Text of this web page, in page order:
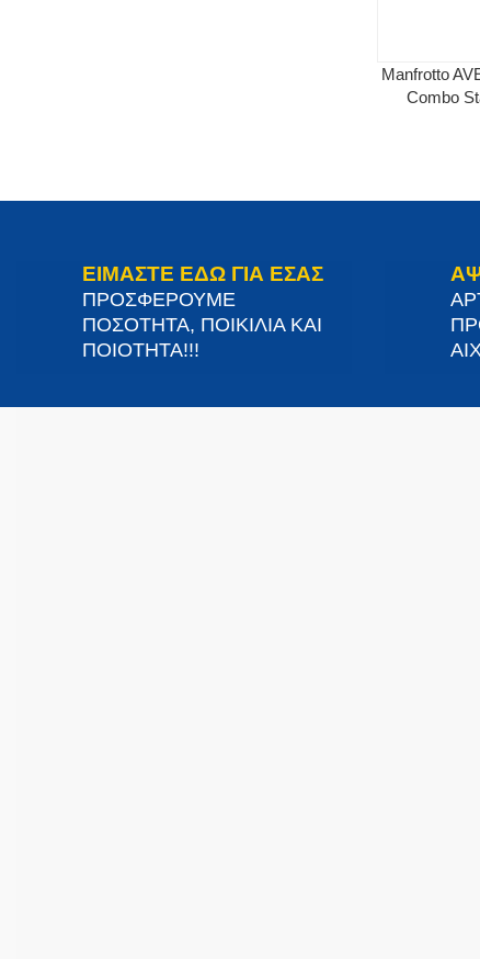
Manfrotto
Combo
ΕΙΜΑΣΤΕ ΕΔΩ ΓΙΑ ΕΣΑΣ
ΠΡΟΣΦΕΡΟΥΜΕ
ΠΟΣΟΤΗΤΑ, ΠΟΙΚΙΛΙΑ ΚΑΙ
ΠΟΙΟΤΗΤΑ!!!